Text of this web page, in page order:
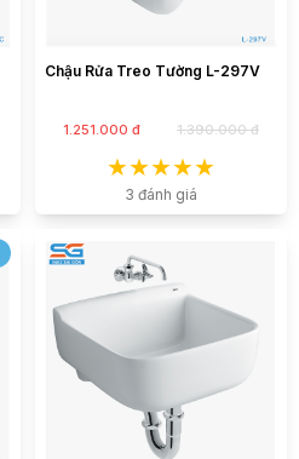
Chậu Rửa Treo Tường L-297V
1.251.000 đ 1.390.000 đ
3 đánh giá